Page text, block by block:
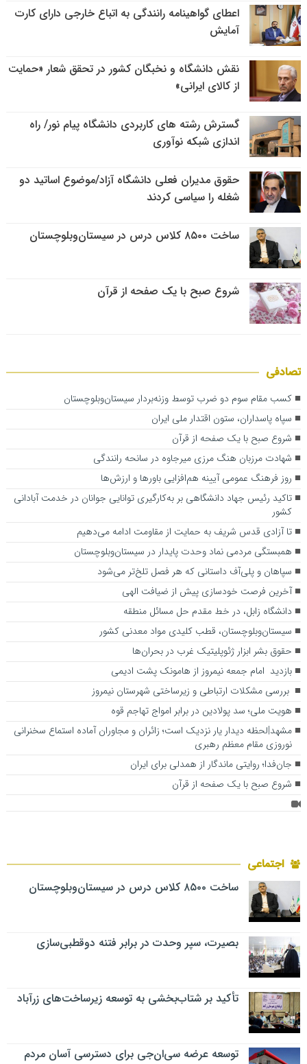
اعطای گواهینامه رانندگی به اتباع خارجی دارای کارت
آمایش
نقش دانشگاه و نخبگان کشور در تحقق شعار «حمایت
از کالای ایرانی»
گسترش رشته های کاربردی دانشگاه پیام نور/ راه
اندازی شبکه نوآوری
حقوق مدیران فعلی دانشگاه آزاد/موضوع اساتید دو
شغله را سیاسی کردند
ساخت ۸۵۰۰ کلاس درس در سیستان‌وبلوچستان
شروع صبح با یک صفحه از قرآن
تصادفی
کسب مقام سوم دو ضرب توسط وزنه‌بردار سیستان‌وبلوچستان
سپاه پاسداران، ستون اقتدار ملی ایران
شروع صبح با یک صفحه از قرآن
شهادت مرزبان هنگ مرزی میرجاوه در سانحه رانندگی
روز فرهنگ عمومی آیینه هم‌افزایی باورها و ارزش‌ها
تاکید رئیس جهاد دانشگاهی بر به‌کارگیری توانایی جوانان در خدمت آبادانی
کشور
تا آزادی قدس شریف به حمایت از مقاومت ادامه می‌دهیم
همبستگی مردمی نماد وحدت پایدار در سیستان‌وبلوچستان
سپاهان و پلی‌آف داستانی که هر فصل تلخ‌تر می‌شود
آخرین فرصت خودسازی پیش از ضیافت الهی
دانشگاه زابل، در خط مقدم حل مسائل منطقه
سیستان‌وبلوچستان، قطب کلیدی مواد معدنی کشور
حقوق بشر ابزار ژئوپلیتیک غرب در بحران‌ها
بازدید امام جمعه نیمروز از هامونک پشت ادیمی
بررسی مشکلات ارتباطی و زیرساختی شهرستان نیمروز
هویت ملی؛ سد پولادین در برابر امواج تهاجم قوه
مشهد|لحظه دیدار یار نزدیک است؛ زائران و مجاوران آماده استماع سخنرانی
نوروزی مقام معظم رهبری
جان‌فدا؛ روایتی ماندگار از همدلی برای ایران
شروع صبح با یک صفحه از قرآن
اجتماعی
ساخت ۸۵۰۰ کلاس درس در سیستان‌وبلوچستان
بصیرت، سپر وحدت در برابر فتنه دوقطبی‌سازی
تأکید بر شتاب‌بخشی به توسعه زیرساخت‌های زرآباد
توسعه عرضه سی‌ان‌جی برای دسترسی آسان مردم